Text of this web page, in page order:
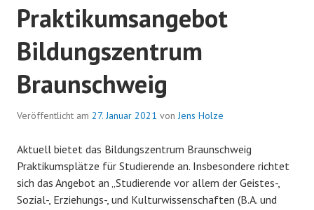
Praktikumsangebot
Bildungszentrum
Braunschweig
Veröffentlicht am 27. Januar 2021 vonJens Holze
Aktuell bietet das Bildungszentrum Braunschweig
Praktikumsplätze für Studierende an. Insbesondere richtet
sich das Angebot an „Studierende vor allem der Geistes-,
Sozial-, Erziehungs-, und Kulturwissenschaften (B.A. und